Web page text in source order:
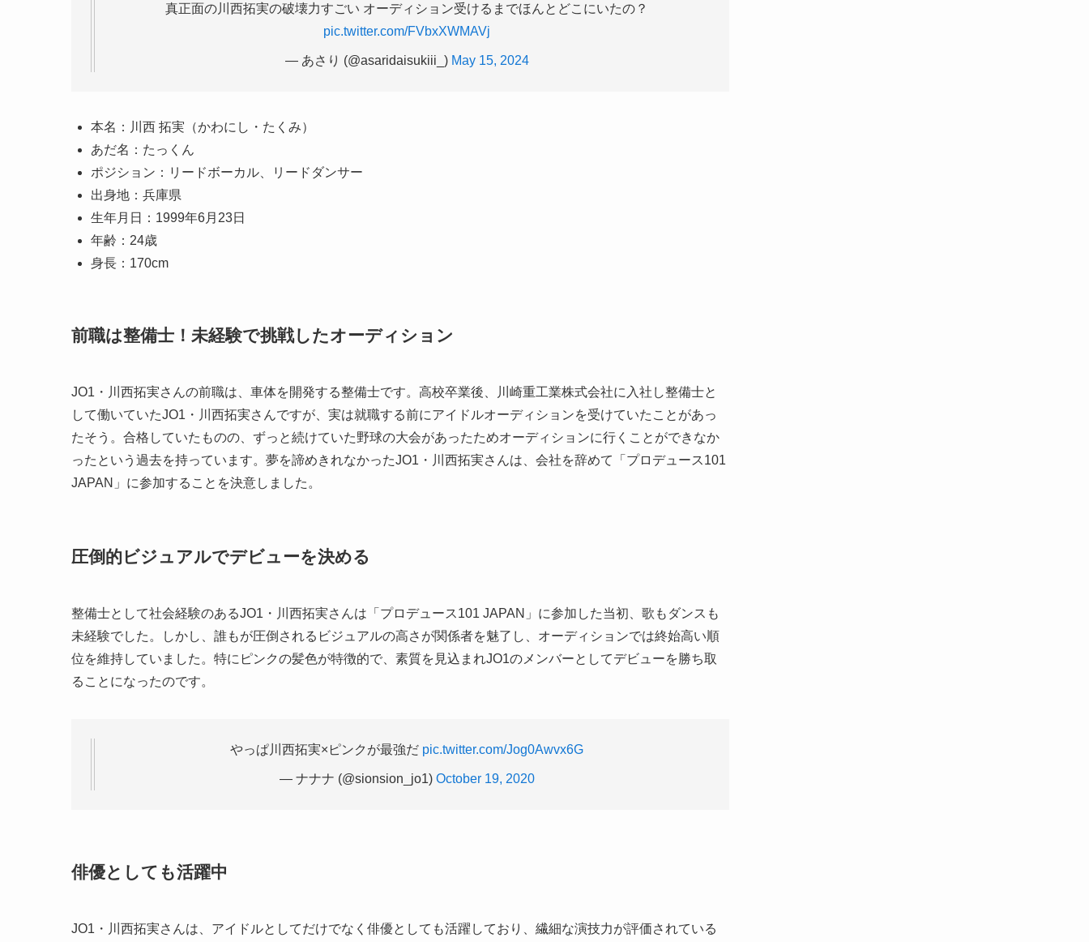
真正面の川西拓実の破壊力すごい オーディション受けるまでほんとどこにいたの？
pic.twitter.com/FVbxXWMAVj
— あさり (@asaridaisukiii_) May 15, 2024
本名：川西 拓実（かわにし・たくみ）
あだ名：たっくん
ポジション：リードボーカル、リードダンサー
出身地：兵庫県
生年月日：1999年6月23日
年齢：24歳
身長：170cm
前職は整備士！未経験で挑戦したオーディション
JO1・川西拓実さんの前職は、車体を開発する整備士です。高校卒業後、川崎重工業株式会社に入社し整備士と
して働いていたJO1・川西拓実さんですが、実は就職する前にアイドルオーディションを受けていたことがあっ
たそう。合格していたものの、ずっと続けていた野球の大会があったためオーディションに行くことができなか
ったという過去を持っています。夢を諦めきれなかったJO1・川西拓実さんは、会社を辞めて「プロデュース101
JAPAN」に参加することを決意しました。
圧倒的ビジュアルでデビューを決める
整備士として社会経験のあるJO1・川西拓実さんは「プロデュース101 JAPAN」に参加した当初、歌もダンスも
未経験でした。しかし、誰もが圧倒されるビジュアルの高さが関係者を魅了し、オーディションでは終始高い順
位を維持していました。特にピンクの髪色が特徴的で、素質を見込まれJO1のメンバーとしてデビューを勝ち取
ることになったのです。
やっぱ川西拓実×ピンクが最強だ pic.twitter.com/Jog0Awvx6G
— ナナナ (@sionsion_jo1) October 19, 2020
俳優としても活躍中
JO1・川西拓実さんは、アイドルとしてだけでなく俳優としても活躍しており、繊細な演技力が評価されている